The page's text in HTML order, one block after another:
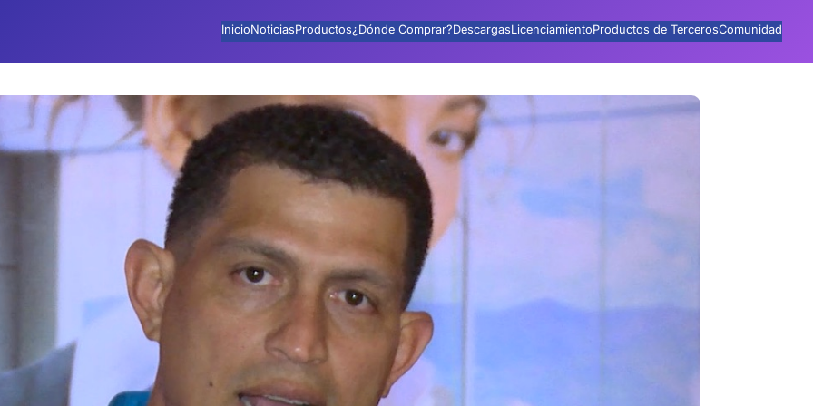
InicioNoticiasProductos¿Dónde Comprar?DescargasLicenciamientoProductos de TercerosComunidad